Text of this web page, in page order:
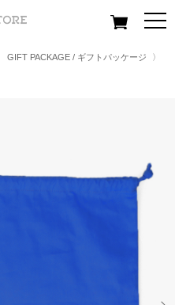
Men
GIFT PACKAGE / ギフトパッケージ
〉